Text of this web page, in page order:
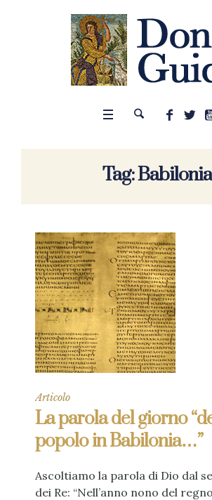
Tag:Babilonia
Articolo
La parola del giorno
popolo in Babilonia…”
Ascoltiamo la parola di Dio dal
dei Re: “Nell’anno nono del